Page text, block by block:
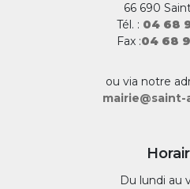
66 690
Tél. : 04 68
Fax :04 68
ou via notre
Du lundi au